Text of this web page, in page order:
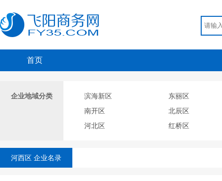
首页
企业地域分类 滨海新区
东丽区
南开区
北辰区
河北区
红桥区
河西区 企业名录